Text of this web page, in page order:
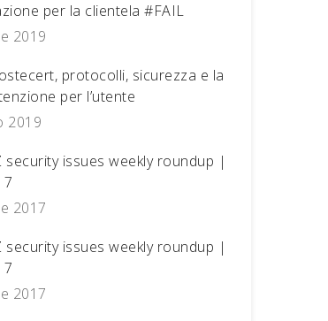
per la clientela #FAIL
2019
protocolli, sicurezza e la
per l’utente
2019
security issues weekly roundup |
2017
security issues weekly roundup |
2017